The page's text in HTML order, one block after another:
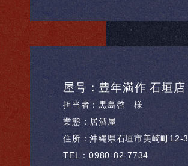
屋号：豊年満作 石垣店
担当者：黒島啓 様
業態：居酒屋
住所：沖縄県石垣市美崎町12-3
TEL：0980-82-7734